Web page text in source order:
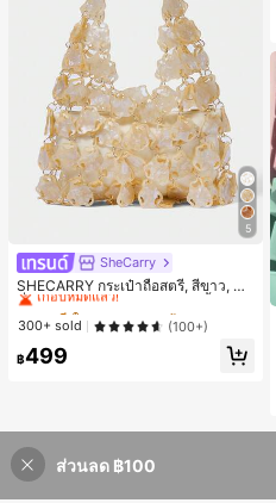
5
SheCarry
SHECARRY กระเป๋าถือสตรี, สีขาว, แฟ
ชั่น, สง่างาม, วันหยุด, งานปาร์ตี้
#1 ขายดี
เกือบหมดแล้ว!
#1 ขายดี
เกือบหมดแล้ว!
#1 ขายดี
เกือบหมดแล้ว!
#1 ขายดี
ใน บรรยากาศฤดูร้อน กระเป๋าหูหิ้วด้านบนผู้หญิง
เกือบหมดแล้ว!
300+ sold (100+)
฿499
ส่วนลด ฿100